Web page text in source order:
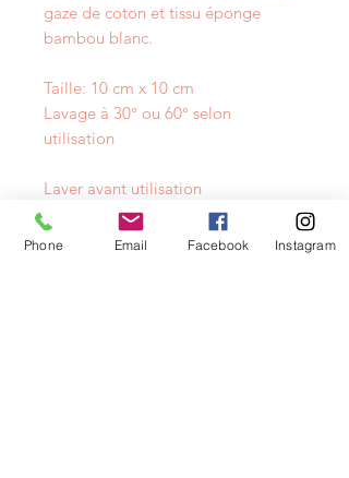
gaze de coton et tissu éponge
bambou blanc.
Taille: 10 cm x 10 cm
Lavage à 30° ou 60° selon
utilisation
Laver avant utilisation
Phone Email Facebook Instagram